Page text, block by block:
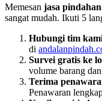
Memesan jasa
sangat mudah. Ikuti 5
Hubungi tim
di
Survei gratis ke
volume barang
Terima
Penawaran